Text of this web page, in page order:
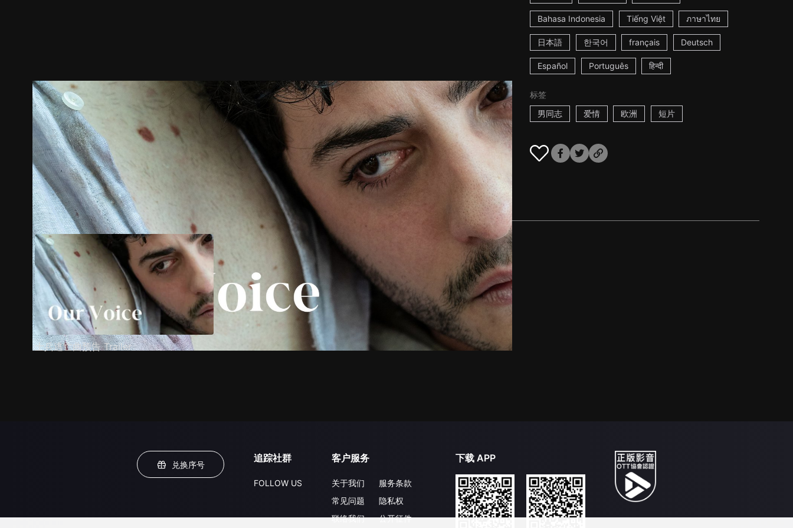
Bahasa Indonesia Tiếng Việt ภาษาไทย
日本語 한국어 français Deutsch
Español Português हिन्दी
标签
男同志
爱情 欧洲 短片
预告 剧照 推荐影片 剧情介绍
士兵逃亡曲预告 Trailer
兑换序号
追踪社群
FOLLOW US
客户服务
关于我们
常见问题
联络我们
服务条款
隐私权
公开征件
下载 APP